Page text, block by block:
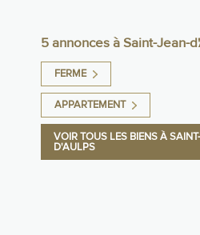
5 annonces à Saint-Jean-
FERME
APPARTEMENT
VOIR TOUS LES BIENS À
D'AULPS